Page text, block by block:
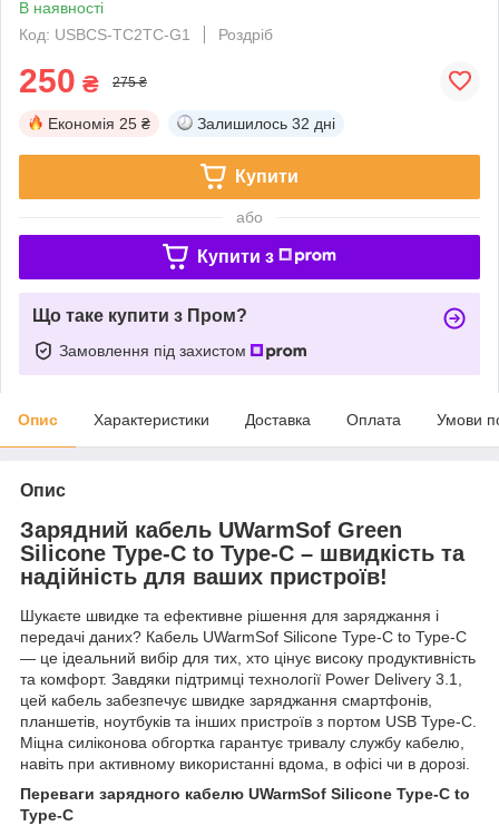
В наявності
Код: USBCS-TC2TC-G1
Роздріб
250 ₴ 275 ₴
Економія 25 ₴ Залишилось 32 дні
Купити
або
Купити з
Що таке купити з Пром?
Замовлення під захистом
Опис Характеристики Доставка Оплата Умови
Опис
Зарядний кабель UWarmSof Green
Silicone Type-C to Type-C – швидкість та
надійність для ваших пристроїв!
Шукаєте швидке та ефективне рішення для заряджання і
передачі даних? Кабель UWarmSof Silicone Type-C to Type-C
— це ідеальний вибір для тих, хто цінує високу продуктивність
та комфорт. Завдяки підтримці технології Power Delivery 3.1,
цей кабель забезпечує швидке заряджання смартфонів,
планшетів, ноутбуків та інших пристроїв з портом USB Type-C.
Міцна силіконова обгортка гарантує тривалу службу кабелю,
навіть при активному використанні вдома, в офісі чи в дорозі.
Переваги зарядного кабелю UWarmSof Silicone Type-C to
Type-C